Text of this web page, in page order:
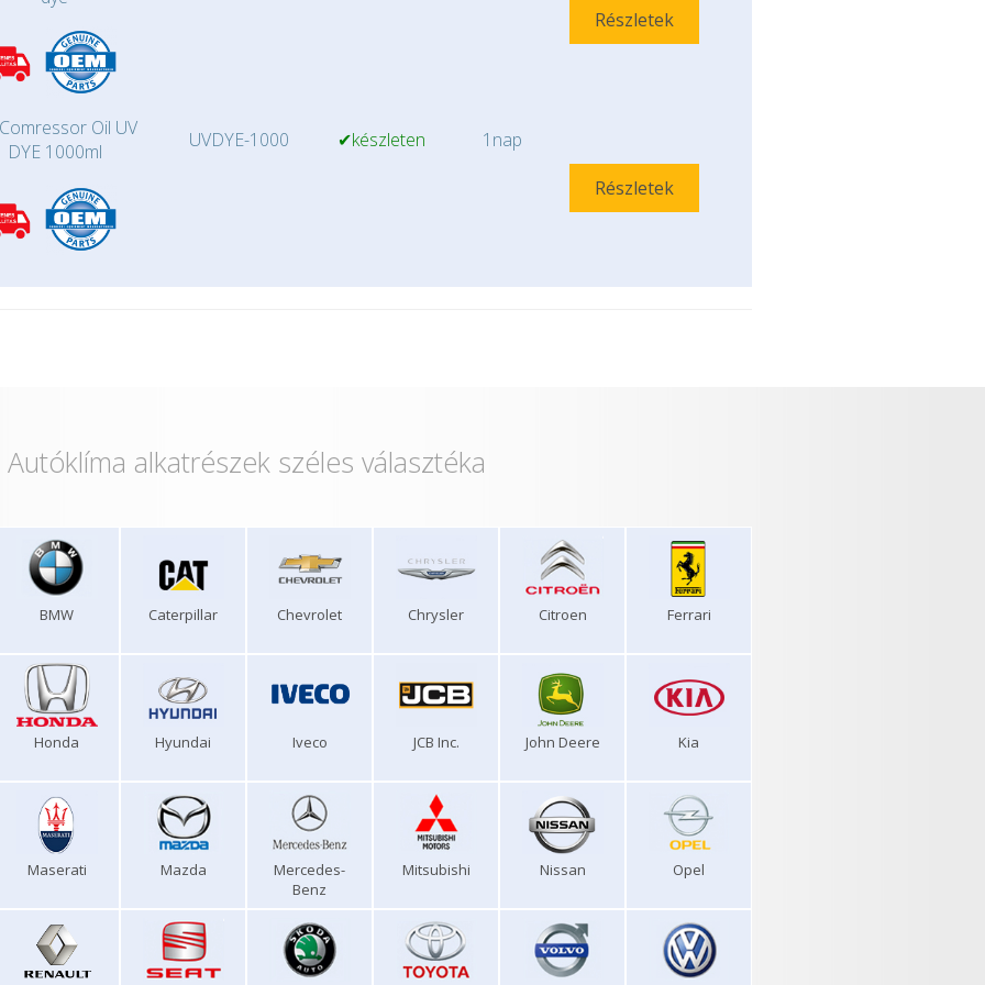
Részletek
Oil UV
DYE 1000ml
UVDYE-1000 ✔készleten
1nap
Részletek
Autóklíma alkatrészek széles választéka
BMW Caterpillar Chevrolet Chrysler Citroen Ferrari
Honda Hyundai Iveco JCB Inc. John Deere Kia
Maserati Mazda
Mercedes-
Benz
Mitsubishi Nissan Opel